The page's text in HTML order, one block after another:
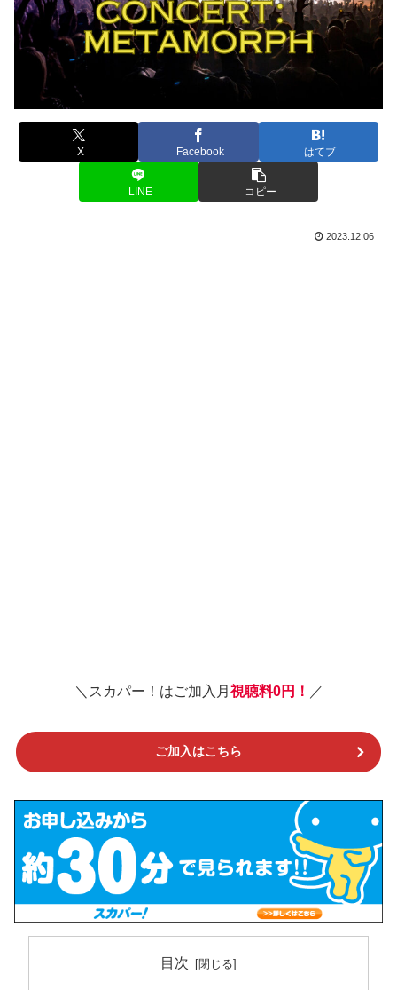
X Facebook はてブ
LINE コピー
2023.12.06
＼スカパー！はご加入月 視聴料0円！ ／
ご加入はこちら
目次